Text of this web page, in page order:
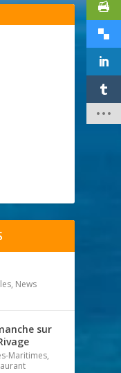
, News
sur
Maritimes,